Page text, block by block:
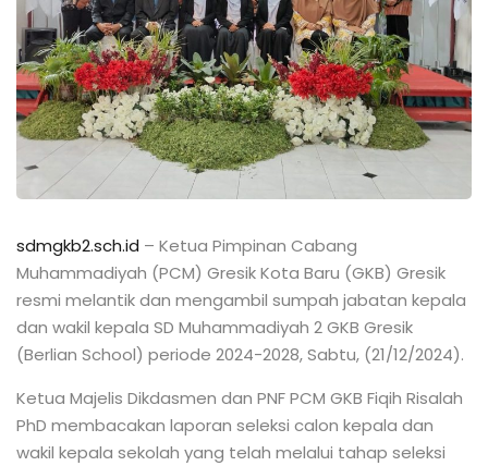
sdmgkb2.sch.id – Ketua Pimpinan Cabang
Muhammadiyah (PCM) Gresik Kota Baru (GKB) Gresik
resmi melantik dan mengambil sumpah jabatan kepala
dan wakil kepala SD Muhammadiyah 2 GKB Gresik
(Berlian School) periode 2024-2028, Sabtu, (21/12/2024).
Ketua Majelis Dikdasmen dan PNF PCM GKB Fiqih Risalah
PhD membacakan laporan seleksi calon kepala dan
wakil kepala sekolah yang telah melalui tahap seleksi